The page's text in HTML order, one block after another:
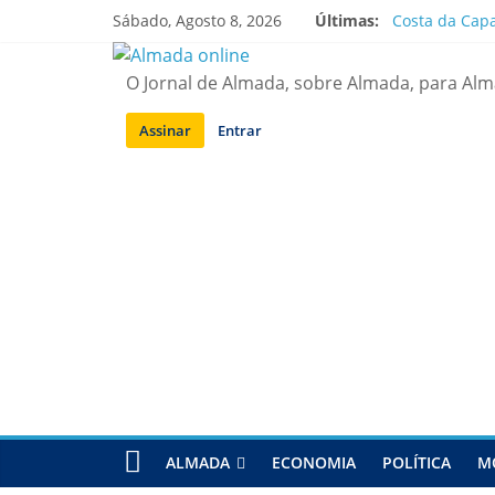
Sábado, Agosto 8, 2026 Últimas:
Costa da
Laranjeiro |
Ponte 25 de
O Jornal de Almada, sobre Almada, para
Assinar Entrar
ALMADA ECONOMIA POLÍTICA